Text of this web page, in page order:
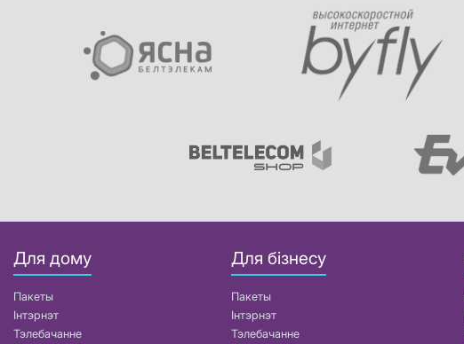
Для дому
Пакеты
Інтэрнэт
Тэлебачанне
Для бізнесу
Пакеты
Інтэрнэт
Тэлебачанне